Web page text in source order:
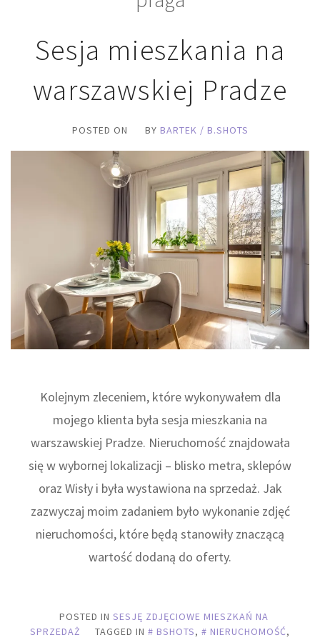
Sesja mieszkania na
warszawskiej Pradze
POSTED ON BY BARTEK / B.SHOTS
Kolejnym zleceniem, które wykonywałem dla
mojego klienta była sesja mieszkania na
warszawskiej Pradze. Nieruchomość znajdowała
się w wybornej lokalizacji – blisko metra, sklepów
oraz Wisły i była wystawiona na sprzedaż. Jak
zazwyczaj moim zadaniem było wykonanie zdjęć
nieruchomości, które będą stanowiły znaczącą
wartość dodaną do oferty.
POSTED IN SESJĘ ZDJĘCIOWE MIESZKAŃ NA
SPRZEDAŻ
TAGGED IN BSHOTS, NIERUCHOMOŚĆ,